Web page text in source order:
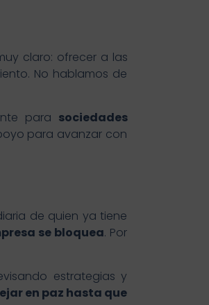
claro: ofrecer a las
No hablamos de
para sociedades
para avanzar con
de quien ya tiene
se bloquea. Por
estrategias y
en paz hasta que